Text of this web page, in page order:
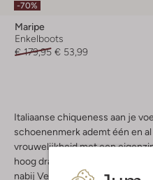
-70%
Maripe
Enkelboots
€ 179,95 € 53,99
Italiaanse chiqueness aan je
schoenenmerk ademt één en
vrouwelijkheid met een
hoog draagcomfort en je loopt
nabij Venetië in de jaren 40